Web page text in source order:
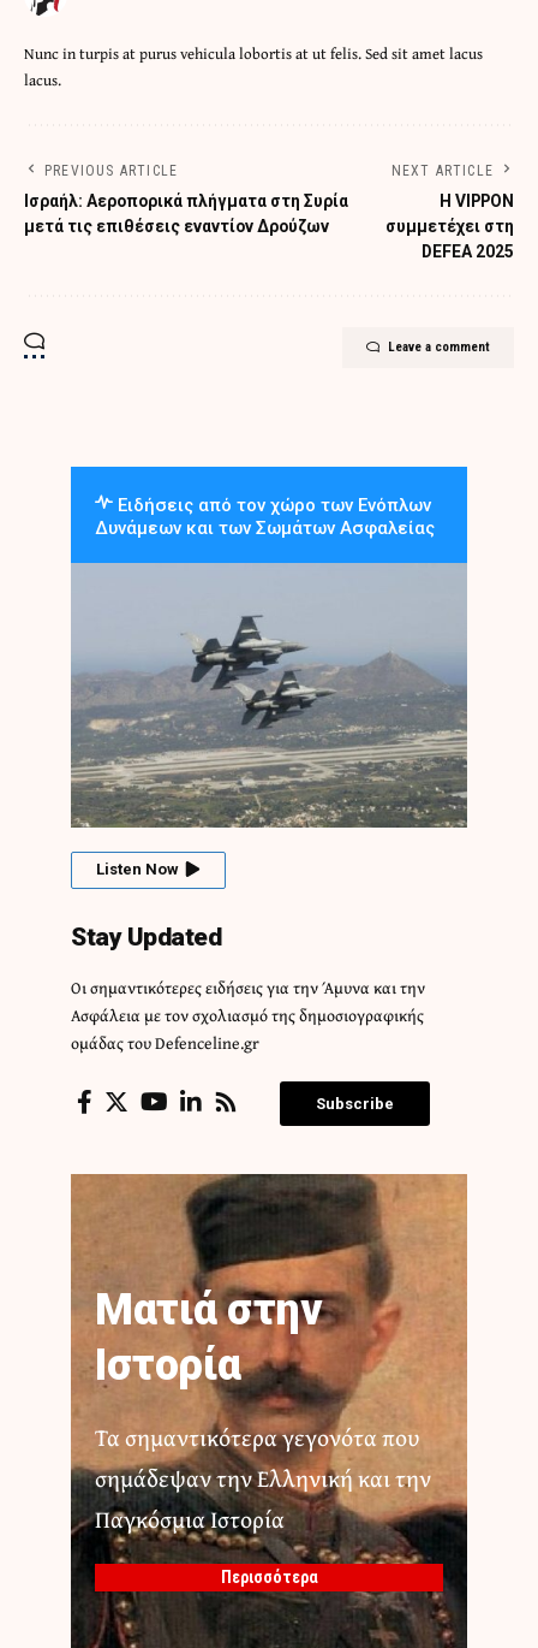
Nunc in turpis at purus vehicula lobortis at ut felis. Sed sit amet lacus
lacus.
PREVIOUS ARTICLE
Ισραήλ: Αεροπορικά πλήγματα στη Συρία
μετά τις επιθέσεις εναντίον Δρούζων
NEXT ARTICLE
Η VIPPON
συμμετέχει στη
DEFEA 2025
Leave a comment
Ειδήσεις από τον χώρο των Ενόπλων
Δυνάμεων και των Σωμάτων Ασφαλείας
Listen Now
Stay Updated
Οι σημαντικότερες ειδήσεις για την Άμυνα και την
Ασφάλεια με τον σχολιασμό της δημοσιογραφικής
ομάδας του Defenceline.gr
Subscribe
Ματιά στην
Ιστορία
Τα σημαντικότερα γεγονότα που
σημάδεψαν την Ελληνική και την
Παγκόσμια Ιστορία
Περισσότερα